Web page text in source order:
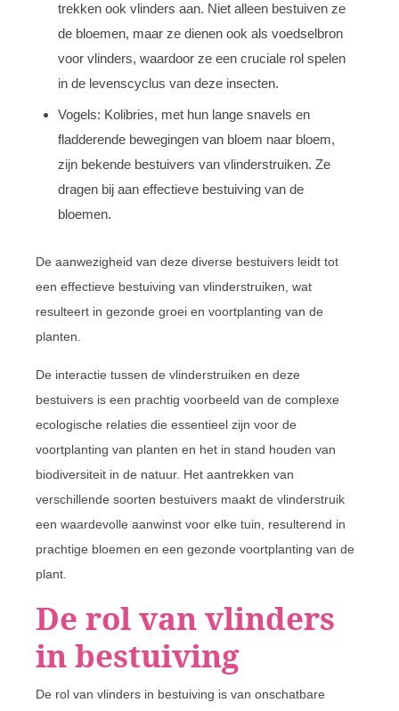
trekken ook vlinders aan. Niet alleen bestuiven ze
de bloemen, maar ze dienen ook als voedselbron
voor vlinders, waardoor ze een cruciale rol spelen
in de levenscyclus van deze insecten.
Vogels: Kolibries, met hun lange snavels en
fladderende bewegingen van bloem naar bloem,
zijn bekende bestuivers van vlinderstruiken. Ze
dragen bij aan effectieve bestuiving van de
bloemen.
De aanwezigheid van deze diverse bestuivers leidt tot
een effectieve bestuiving van vlinderstruiken, wat
resulteert in gezonde groei en voortplanting van de
planten.
De interactie tussen de vlinderstruiken en deze
bestuivers is een prachtig voorbeeld van de complexe
ecologische relaties die essentieel zijn voor de
voortplanting van planten en het in stand houden van
biodiversiteit in de natuur. Het aantrekken van
verschillende soorten bestuivers maakt de vlinderstruik
een waardevolle aanwinst voor elke tuin, resulterend in
prachtige bloemen en een gezonde voortplanting van de
plant.
De rol van vlinders
in bestuiving
De rol van vlinders in bestuiving is van onschatbare